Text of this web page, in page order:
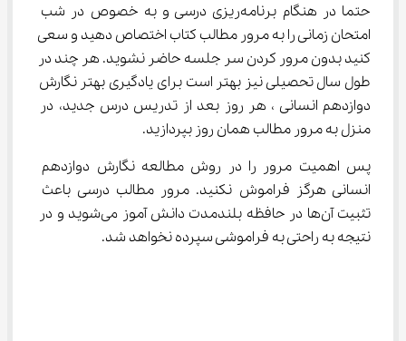
حتما در هنگام برنامه‌ریزی درسی و به خصوص در شب
امتحان زمانی را به مرور مطالب کتاب اختصاص دهید و سعی
کنید بدون مرور کردن سر جلسه حاضر نشوید. هر چند در
طول سال تحصیلی نیز بهتر است برای یادگیری بهتر نگارش
دوازدهم انسانی ، هر روز بعد از تدریس درس جدید، در
منزل به مرور مطالب همان روز بپردازید.
پس اهمیت مرور را در روش مطالعه نگارش دوازدهم
انسانی هرگز فراموش نکنید. مرور مطالب درسی باعث
تثبیت آن‌ها در حافظه بلندمدت دانش آموز می‌شوید و در
نتیجه به راحتی به فراموشی سپرده نخواهد شد.